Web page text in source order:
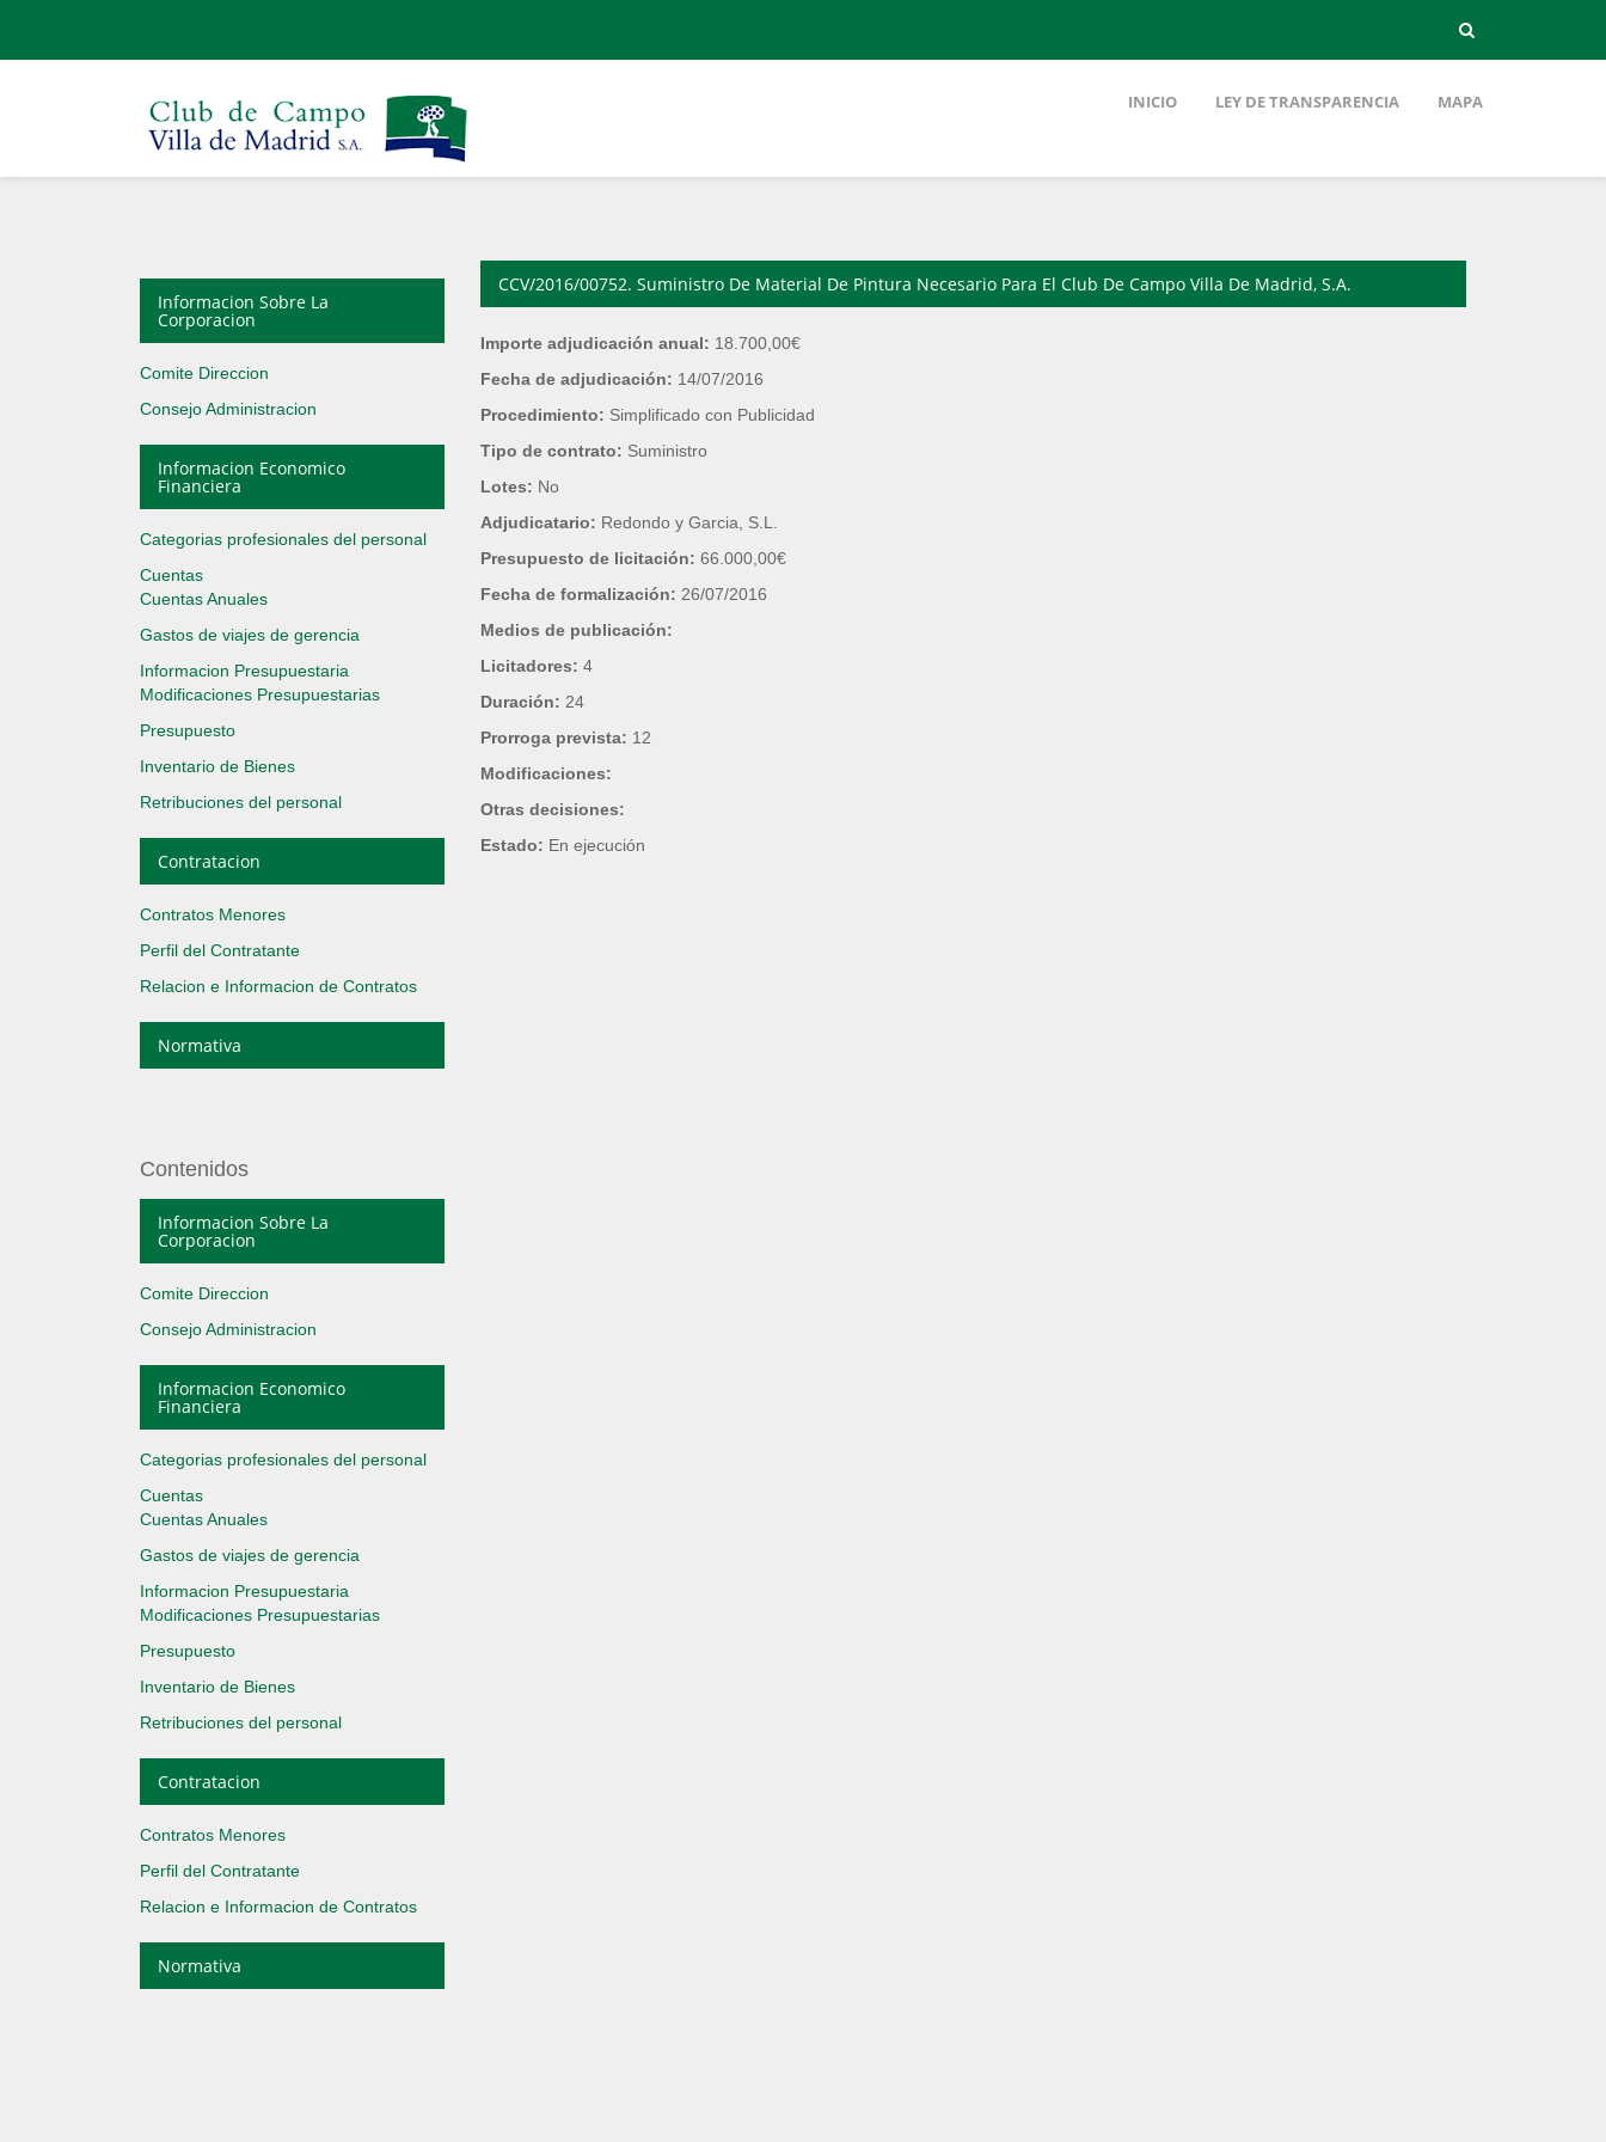
INICIO LEY DE TRANSPARENCIA MAPA
Informacion Sobre La
Corporacion
Comite Direccion
Consejo Administracion
Informacion Economico
Financiera
Categorias profesionales del personal
Cuentas
Cuentas Anuales
Gastos de viajes de gerencia
Informacion Presupuestaria
Modificaciones Presupuestarias
Presupuesto
Inventario de Bienes
Retribuciones del personal
Contratacion
Contratos Menores
Perfil del Contratante
Relacion e Informacion de Contratos
Normativa
Contenidos
Informacion Sobre La
Corporacion
Comite Direccion
Consejo Administracion
Informacion Economico
Financiera
Categorias profesionales del personal
Cuentas
Cuentas Anuales
Gastos de viajes de gerencia
Informacion Presupuestaria
Modificaciones Presupuestarias
Presupuesto
Inventario de Bienes
Retribuciones del personal
Contratacion
Contratos Menores
Perfil del Contratante
Relacion e Informacion de Contratos
Normativa
CCV/2016/00752. Suministro De Material De Pintura Necesario Para El Club De Campo Villa De Madrid, S.A.
Importe adjudicación anual: 18.700,00€
Fecha de adjudicación: 14/07/2016
Procedimiento: Simplificado con Publicidad
Tipo de contrato: Suministro
Lotes: No
Adjudicatario: Redondo y Garcia, S.L.
Presupuesto de licitación: 66.000,00€
Fecha de formalización: 26/07/2016
Medios de publicación:
Licitadores: 4
Duración: 24
Prorroga prevista: 12
Modificaciones:
Otras decisiones:
Estado: En ejecución